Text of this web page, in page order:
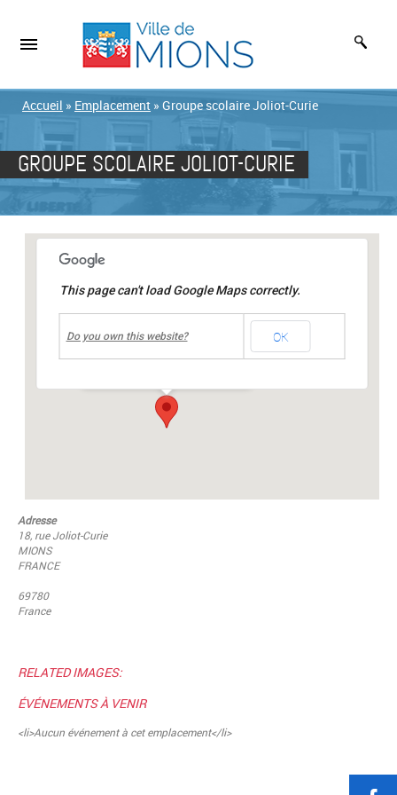
Accueil » Emplacement » Groupe scolaire Joliot-Curie
GROUPE SCOLAIRE JOLIOT-CURIE
Groupe scolaire Joliot-Curie
This page can't load Google Maps correctly.
Do you own this website? OK
Adresse
18, rue Joliot-Curie
MIONS
FRANCE
69780
France
RELATED IMAGES:
ÉVÉNEMENTS À VENIR
<li>Aucun événement à cet emplacement</li>